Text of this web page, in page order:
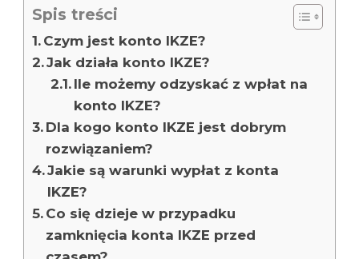
Spis treści
Czym jest konto IKZE?
Jak działa konto IKZE?
Ile możemy odzyskać z wpłat na
konto IKZE?
Dla kogo konto IKZE jest dobrym
rozwiązaniem?
Jakie są warunki wypłat z konta
IKZE?
Co się dzieje w przypadku
zamknięcia konta IKZE przed